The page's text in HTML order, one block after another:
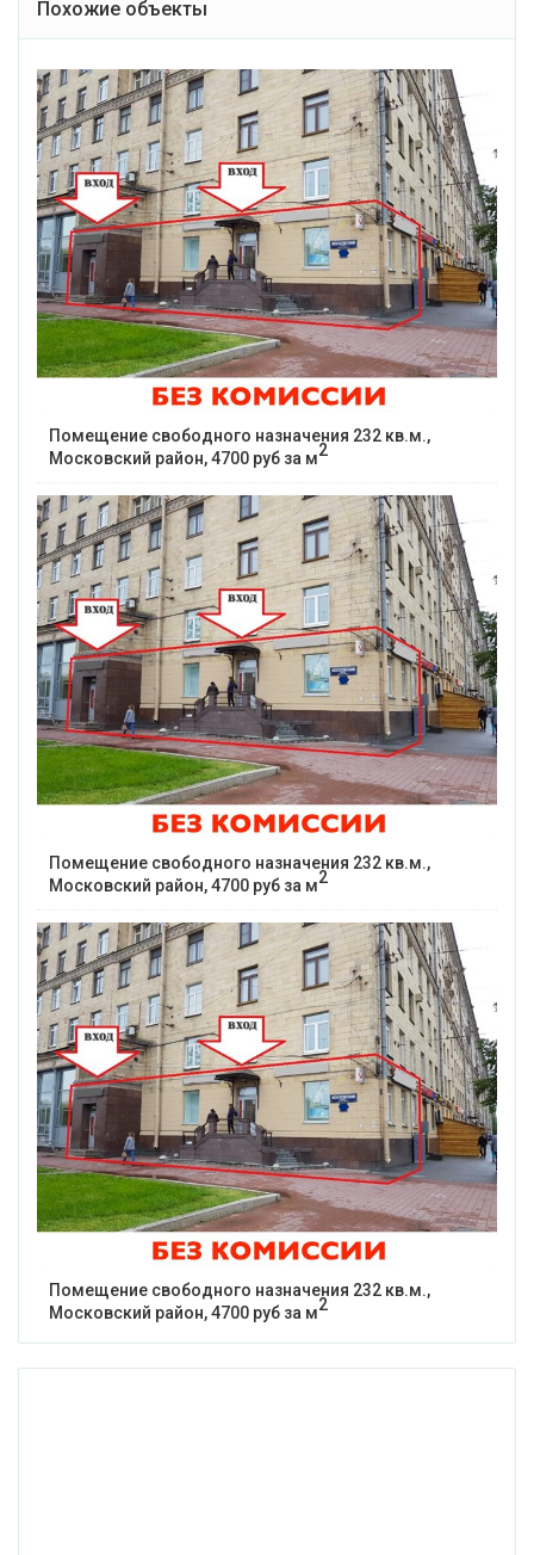
Похожие объекты
Помещение свободного назначения 232 кв.м.,
Московский район, 4700 руб за м2
Помещение свободного назначения 232 кв.м.,
Московский район, 4700 руб за м2
Помещение свободного назначения 232 кв.м.,
Московский район, 4700 руб за м2